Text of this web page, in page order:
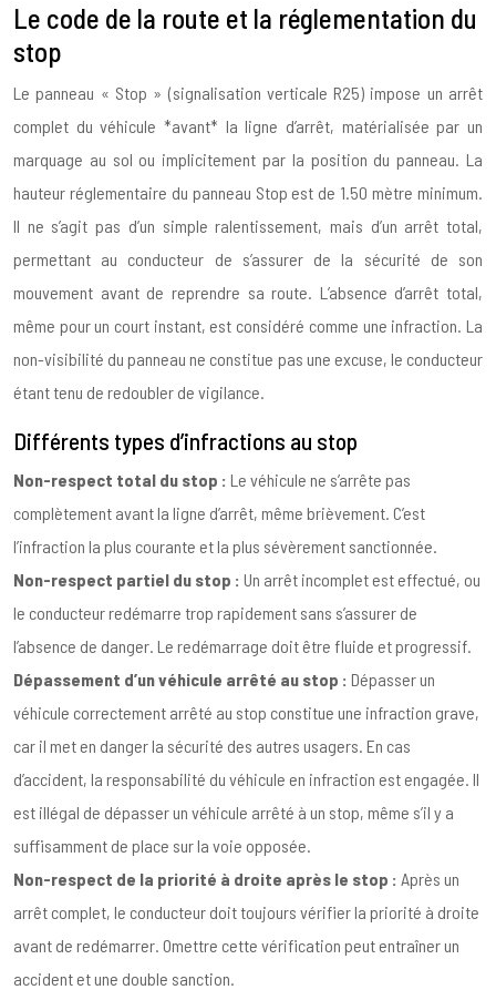
Le code de la route et la réglementation du
stop
Le panneau « Stop » (signalisation verticale R25) impose un arrêt
complet du véhicule *avant* la ligne d’arrêt, matérialisée par un
marquage au sol ou implicitement par la position du panneau. La
hauteur réglementaire du panneau Stop est de 1.50 mètre minimum.
Il ne s’agit pas d’un simple ralentissement, mais d’un arrêt total,
permettant au conducteur de s’assurer de la sécurité de son
mouvement avant de reprendre sa route. L’absence d’arrêt total,
même pour un court instant, est considéré comme une infraction. La
non-visibilité du panneau ne constitue pas une excuse, le conducteur
étant tenu de redoubler de vigilance.
Différents types d’infractions au stop
Non-respect total du stop : Le véhicule ne s’arrête pas
complètement avant la ligne d’arrêt, même brièvement. C’est
l’infraction la plus courante et la plus sévèrement sanctionnée.
Non-respect partiel du stop : Un arrêt incomplet est effectué, ou
le conducteur redémarre trop rapidement sans s’assurer de
l’absence de danger. Le redémarrage doit être fluide et progressif.
Dépassement d’un véhicule arrêté au stop : Dépasser un
véhicule correctement arrêté au stop constitue une infraction grave,
car il met en danger la sécurité des autres usagers. En cas
d’accident, la responsabilité du véhicule en infraction est engagée. Il
est illégal de dépasser un véhicule arrêté à un stop, même s’il y a
suffisamment de place sur la voie opposée.
Non-respect de la priorité à droite après le stop : Après un
arrêt complet, le conducteur doit toujours vérifier la priorité à droite
avant de redémarrer. Omettre cette vérification peut entraîner un
accident et une double sanction.